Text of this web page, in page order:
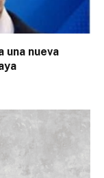
una nueva